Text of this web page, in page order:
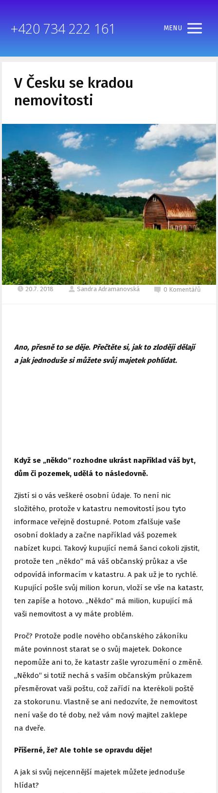
+420 734 222 161 MENU
V Česku se kradou
nemovitosti
20.7. 2018 Sandra Adramanovská 0 Komentářů
Ano, přesně to se děje. Přečtěte si, jak to zloději dělají
a jak jednoduše si můžete svůj majetek pohlídat.
Když se „někdo“ rozhodne ukrást například váš byt,
dům či pozemek, udělá to následovně.
Zjistí si o vás veškeré osobní údaje. To není nic
složitého, protože v katastru nemovitostí jsou tyto
informace veřejně dostupné. Potom zfalšuje vaše
osobní doklady a začne například váš pozemek
nabízet kupci. Takový kupující nemá šanci cokoli zjistit,
protože ten „někdo“ má váš občanský průkaz a vše
odpovídá informacím v katastru. A pak už je to rychlé.
Kupující pošle svůj milion korun, vloží se vše na katastr,
ten zapíše a hotovo. „Někdo“ má milion, kupující má
vaši nemovitost a vy máte problém.
Proč? Protože podle nového občanského zákoníku
máte povinnost starat se o svůj majetek. Dokonce
nepomůže ani to, že katastr zašle vyrozumění o změně.
„Někdo“ si totiž nechá s vaším občanským průkazem
přesměrovat vaši poštu, což zařídí na kterékoli poště
za stokorunu. Vlastně se ani nedozvíte, že nemovitost
není vaše do té doby, než vám nový majitel zaklepe
na dveře.
Příšerné, že? Ale tohle se opravdu děje!
A jak si svůj nejcennější majetek můžete jednoduše
hlídat?